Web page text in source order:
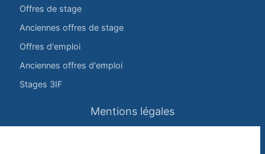
Offres de stage
Anciennes offres de stage
Offres d'emploi
Anciennes offres d'emploi
Stages 3IF
Mentions légales